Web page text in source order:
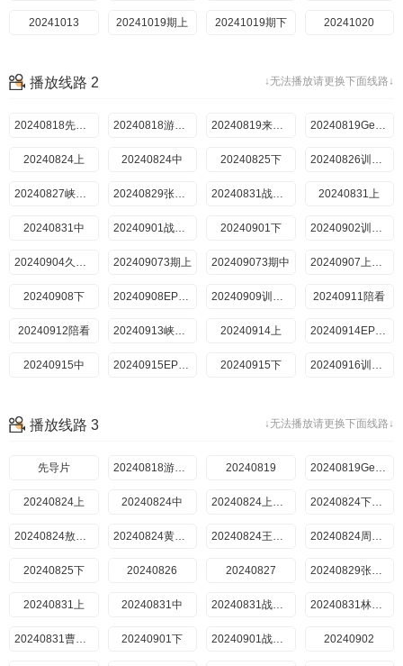
20241013 20241019期上 20241019期下 20241020
20241026期总决赛
↓无法播放请更换下面线路↓
播放线路 2
20240818先导片 20240818游戏纯享 20240819来场复盘局 20240819Gemini陪看
20240824上 20240824中 20240825下 20240826训练CD中
20240827峡谷垫底王 20240829张大仙陪看 20240831战局纯享 20240831上
20240831中 20240901战局纯享 20240901下 20240902训练CD中
20240904久哲陪看 202409073期上 202409073期中 20240907上战局纯享
20240908下 20240908EP3下战局纯享 20240909训练CD中3 20240911陪看
20240912陪看 20240913峡谷垫底王 20240914上 20240914EP4上战局纯享
20240915中 20240915EP4下战局纯享 20240915下 20240916训练CD中4
20240922下
20240925陪看2 20240926EP5上解说纯享 20240927峡谷垫底王
20240928EP6上、中战局纯享 20240929巅峰音乐会纯享 20240929EP6下战局纯享 20240929下
20240930训练CD中6 20241002陪看1 20241002陪看2 20241004峡谷垫底王
20241005吐槽小会纯享版 20241005上 20241005中
20241006EP7下战局纯享 20241006下 20241007来场复盘局 20241009精彩特辑1
20241009精彩特辑2 20241010陪看 20241012EP8上中战局纯享 20241012上
↓无法播放请更换下面线路↓
播放线路 3
先导片 20240818游戏纯享 20240819 20240819Gemini陪看
20240824上 20240824中 20240824上、中战局纯享 20240824下战局纯享
20240824敖子逸一视角 20240824黄俊捷一视角 20240824王瑞欣一视角 20240824周柯宇一视角
20240825下 20240826 20240827 20240829张大仙陪看
20240831上 20240831中 20240831战局纯享 20240831林墨一视角
20240831曹奂东一视角 20240901下 20240901战局纯享 20240902